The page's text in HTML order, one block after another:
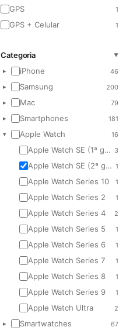
Categoria ▼
▸ iPhone 46
▸ Samsung 200
▸ Mac 79
▸ Smartphones 181
▾ Apple Watch 16
Apple Watch SE (1ª geração) 3
Apple Watch SE (2ª geração) 1
Apple Watch Series 10 1
Apple Watch Series 2 1
Apple Watch Series 4 2
Apple Watch Series 5 1
Apple Watch Series 6 1
Apple Watch Series 7 1
Apple Watch Series 8 1
Apple Watch Series 9 1
Apple Watch Ultra 2
▸ Smartwatches 67
Grau BC 0
Grau A 1
Grau C 1
Grau AB 0
Troca 0
GPS 1
GPS + Celular 1